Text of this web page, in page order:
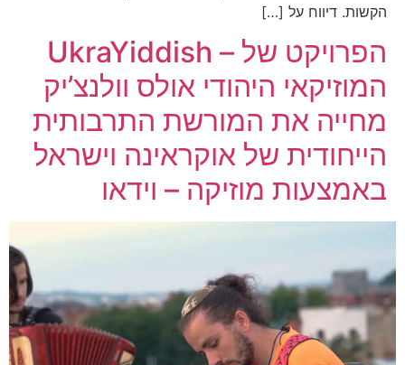
הקשות. דיווח על […]
UkraYiddish – הפרויקט של
המוזיקאי היהודי אולס וולנצ’יק
מחייה את המורשת התרבותית
הייחודית של אוקראינה וישראל
באמצעות מוזיקה – וידאו